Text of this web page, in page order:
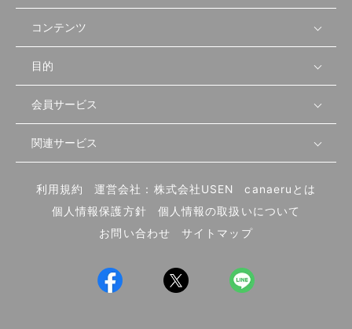
コンテンツ
無料開業相談
セミナー情報
セミナー動画
物件を探す
首都圏
北海道
先輩開業者の声
開業・経営に関する記事
編集ポリシー
業態別の開業方法
UIターン開業特集
目的
店舗運営
物件
内装・設備
食材・仕入れ
会員サービス
会員登録
ログイン
関連サービス
飲食店サクセスガイド（外部サイト）
利用規約 運営会社：株式会社USEN
canaeruとは
個人情報保護方針
個人情報の取扱いについて
お問い合わせ
サイトマップ